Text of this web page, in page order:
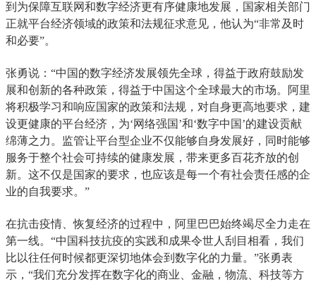
到为保障互联网和数字经济更有序健康地发展，国家相关部门
正就平台经济领域的政策和法规征求意见，他认为“非常及时
和必要”。
张勇说：“中国的数字经济发展领先全球，得益于政府鼓励发
展和创新的各种政策，得益于中国这个全球最大的市场。阿里
将积极学习和响应国家的政策和法规，对自身更高地要求，建
设更健康的平台经济，为‘网络强国’和‘数字中国’的建设贡献
绵薄之力。监管让平台型企业不仅能够自身发展好，同时能够
服务于整个社会可持续的健康发展，带来更多百花齐放的创
新。这不仅是国家的要求，也应该是每一个有社会责任感的企
业的自我要求。”
在抗击疫情、恢复经济的过程中，阿里巴巴始终竭尽全力走在
第一线。“中国科技抗疫的实践和成果令世人刮目相看，我们
比以往任何时候都更深切地体会到数字化的力量。”张勇表
示，“我们充分发挥在数字化的商业、金融，物流、科技等方